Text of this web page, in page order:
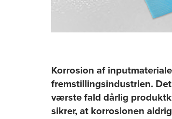
Korrosion af
fremstillingsindustrien.
værste fald dårlig
sikrer, at korrosionen